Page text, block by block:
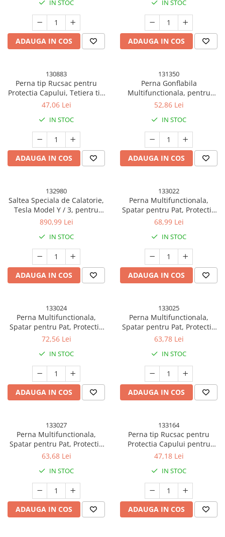
IN STOC
ADAUGA IN COS
IN STOC
ADAUGA IN COS
130883
Perna tip Rucsac pentru
Protectia Capului, Tetiera tip
Tigru, pentru Bebelusi,
47,06 Lei
IN STOC
ADAUGA IN COS
131350
Perna Gonflabila
Multifunctionala, pentru
Picioare, Cap, 3 Straturi,
x 42.9 cm, Gri Inchis
52,86 Lei
IN STOC
ADAUGA IN COS
132980
Saltea Speciala de Calatorie,
Tesla Model Y / 3, pentru
Camping, Portbagaj, Spate,
Geanta si Perna Incluse, Gri
890,99 Lei
IN STOC
ADAUGA IN COS
133022
Perna Multifunctionala,
Spatar pentru Pat, Protectie
Lombara, Marime Medie, 60 x
Capybara cu Mar in Cap, Roz
68,99 Lei
IN STOC
ADAUGA IN COS
133024
Perna Multifunctionala,
Spatar pentru Pat, Protectie
Lombara, Marime Medie, 60 x
Iepuras, Roz pudrat
72,56 Lei
IN STOC
ADAUGA IN COS
133025
Perna Multifunctionala,
Spatar pentru Pat, Protectie
Lombara, Marime Medie, 60 x
Dinozaur, Verde
63,78 Lei
IN STOC
ADAUGA IN COS
133027
Perna Multifunctionala,
Spatar pentru Pat, Protectie
Lombara, Marime Medie, 60 x
Burger, Maro
63,68 Lei
IN STOC
ADAUGA IN COS
133164
Perna tip Rucsac pentru
Protectia Capului pentru
Bebelusi, Tetiera tip Fluturas,
Roz Mov
47,18 Lei
IN STOC
ADAUGA IN COS